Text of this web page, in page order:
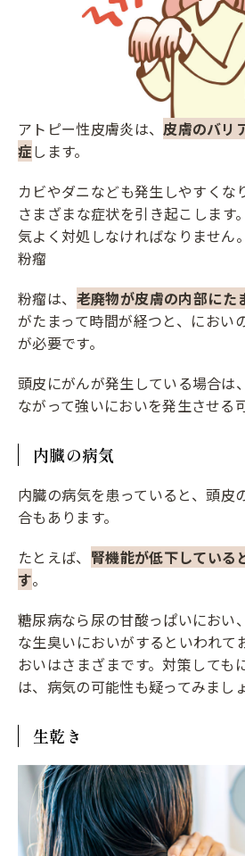
アトピー性皮膚炎は、皮膚のバリ
症します。
カビやダニなども発生しやすくな
さまざまな症状を引き起こします
気よく対処しなければなりません。
粉瘤
粉瘤は、 老廃物が皮膚の内部にた
がたまって時間が経つと、におい
が必要です。
頭皮にがんが発生している場合は
ながって強いにおいを発生させる
内臓の病気
内臓の病気を患っていると、頭皮
合もあります。
たとえば、 腎機能が低下している
す。
糖尿病なら尿の甘酸っぱいにおい
な生臭いにおいがするといわれて
おいはさまざまです。対策しても
は、病気の可能性も疑ってみましょ
生乾き